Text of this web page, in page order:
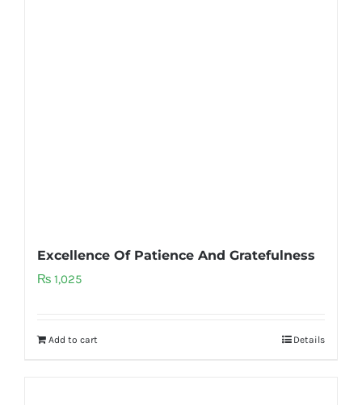
Excellence Of Patience And Gratefulness
₨ 1,025
Add to cart Details